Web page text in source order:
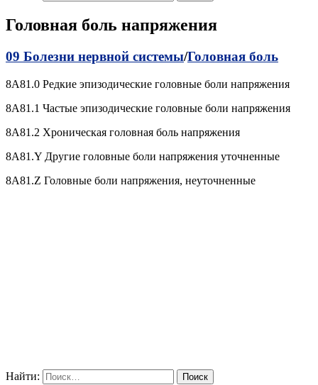
Головная боль напряжения
09 Болезни нервной системы/Головная боль
8A81.0 Редкие эпизодические головные боли напряжения
8A81.1 Частые эпизодические головные боли напряжения
8A81.2 Хроническая головная боль напряжения
8A81.Y Другие головные боли напряжения уточненные
8A81.Z Головные боли напряжения, неуточненные
Найти: